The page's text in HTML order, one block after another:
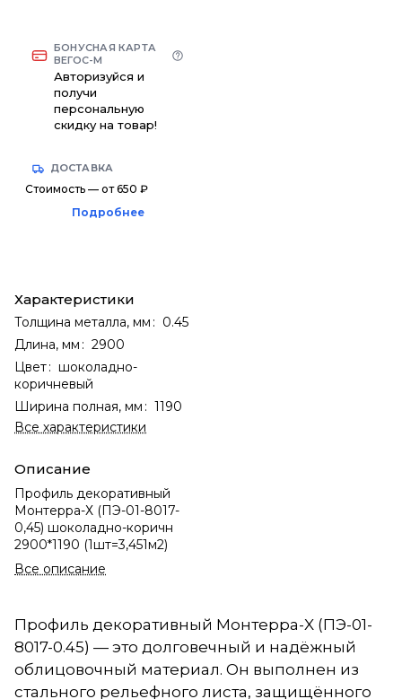
БОНУСНАЯ КАРТА
ВЕГОС-М
Авторизуйся и
получи
персональную
скидку на товар!
ДОСТАВКА
Стоимость — от 650 ₽
Подробнее
Характеристики
Толщина металла, мм : 0.45
Длина, мм : 2900
Цвет: шоколадно-
коричневый
Ширина полная, мм : 1190
Все характеристики
Описание
Профиль декоративный
Монтерра-Х (ПЭ-01-8017-
0,45) шоколадно-коричн
2900*1190 (1шт=3,451м2)
Все описание
Профиль декоративный Монтерра-X (ПЭ-01-
8017-0.45) — это долговечный и надёжный
облицовочный материал. Он выполнен из
стального рельефного листа, защищённого